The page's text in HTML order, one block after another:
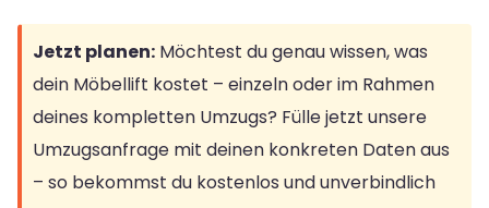
Jetzt planen: Möchtest du genau wissen, was
dein Möbellift kostet – einzeln oder im Rahmen
deines kompletten Umzugs? Fülle jetzt unsere
Umzugsanfrage mit deinen konkreten Daten aus
– so bekommst du kostenlos und unverbindlich